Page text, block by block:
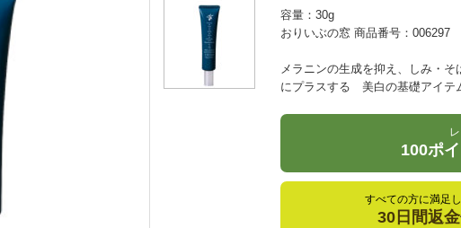
容量：30g
おりいぶの窓 商品番号：006297
メラニンの生成を抑え、しみ・
にプラスする 美白の基礎アイテ
100ポ
すべての方に満足
30日間返